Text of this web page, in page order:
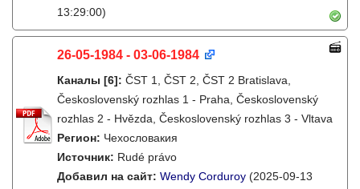
13:29:00)
26-05-1984 - 03-06-1984
Каналы [6]: ČST 1, ČST 2, ČST 2 Bratislava,
Československý rozhlas 1 - Praha, Československý
rozhlas 2 - Hvězda, Československý rozhlas 3 - Vltava
Регион: Чехословакия
Источник: Rudé právo
Добавил на сайт: Wendy Corduroy (2025-09-13